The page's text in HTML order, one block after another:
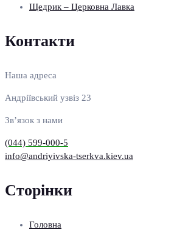
Щедрик – Церковна Лавка
Контакти
Наша адреса
Андріївський узвіз 23
Зв’язок з нами
(044) 599-000-5
info@andriyivska-tserkva.kiev.ua
Сторінки
Головна